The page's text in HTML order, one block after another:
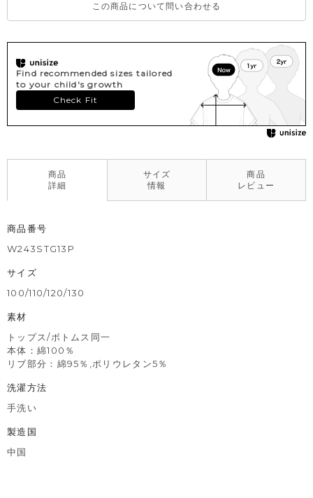
この商品について問い合わせる
Find recommended sizes tailored
to your child's growth
Check Fit
商品
詳細
サイズ
情報
商品
レビュー
商品番号
W243STG13P
サイズ
100/110/120/130
素材
トップス/ボトムス同一
本体：綿100％
リブ部分：綿95％,ポリウレタン5％
洗濯方法
手洗い
製造国
中国